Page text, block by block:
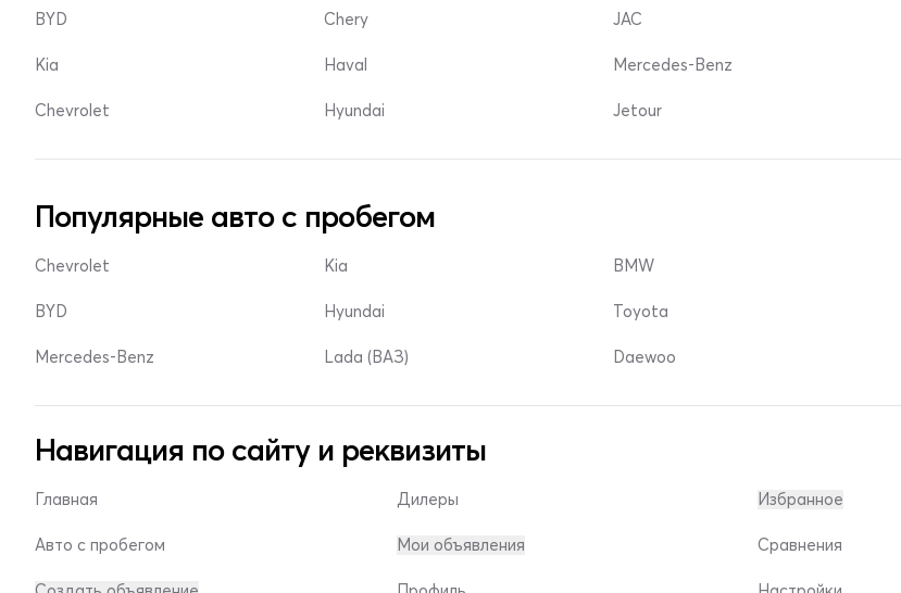
BYD
Kia
Chevrolet
Chery
Haval
Hyundai
JAC
Mercedes-Benz
Jetour
Популярные авто с пробегом
Chevrolet
BYD
Mercedes-Benz
Kia
Hyundai
Lada (ВАЗ)
BMW
Toyota
Daewoo
Навигация по сайту и реквизиты
Главная
Авто с пробегом
Дилеры
Мои объявления
Избранное
Сравнения